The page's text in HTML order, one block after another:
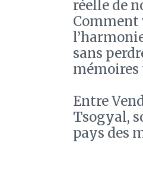
réelle de
Comment
sans
Entre
Tsogyal,
pays des